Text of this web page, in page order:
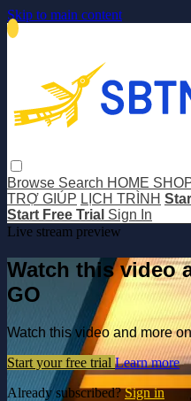
Skip to main content
Browse Search HOME
TRỢ GIÚP LỊCH TRÌNH
Start Free Trial Sign In
Live stream preview
Watch this video
GO
Watch this video and more
Start your free trial Learn more
Already subscribed?Sign in